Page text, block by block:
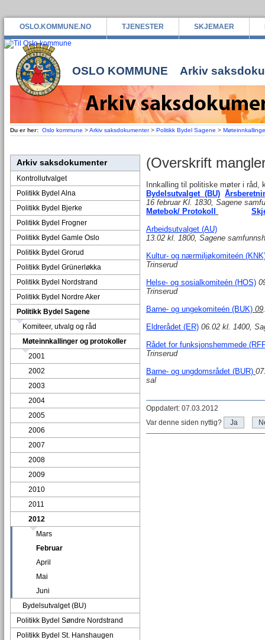
OSLO.KOMMUNE.NO TJENESTER SKJEMAER
OSLO KOMMUNE Arkiv
Du er her: Oslo kommune >Arkiv saksdokumenter> Politikk Bydel Sagene >
Arkiv saksdokumenter
Kontrollutvalget
Politikk Bydel Alna
Politikk Bydel Bjerke
Politikk Bydel Frogner
Politikk Bydel Gamle Oslo
Politikk Bydel Grorud
Politikk Bydel Grünerløkka
Politikk Bydel Nordstrand
Politikk Bydel Nordre Aker
Politikk Bydel Sagene
Komiteer, utvalg og råd
Møteinnkallinger og protokoller
2001
2002
2003
2004
2005
2006
2007
2008
2009
2010
2011
2012
Mars
Februar
April
Mai
Juni
Bydelsutvalget (BU)
Politikk Bydel Søndre Nordstrand
Politikk Bydel St. Hanshaugen
(Overskrift
Innkalling til politiske møter i råd,
Bydelsutvalget (BU)
16 februar Kl. 1830, Sagene
Møtebok/ Protokoll
Arbeidsutvalget (AU)
13.02 kl. 1800, Sagene
Kultur- og nærmiljøkomiteén
Trinserud
Helse- og sosialkomiteén (HOS)
Trinserud
Barne- og ungekomiteén (BUK) 09
Eldrerådet (ER) 06.02 kl. 1400,
Rådet for funksjonshemmede
Trinserud
Barne- og ungdomsrådet (BUR)
sal
Oppdatert: 07.03.2012
Var denne siden nyttig?
Ja